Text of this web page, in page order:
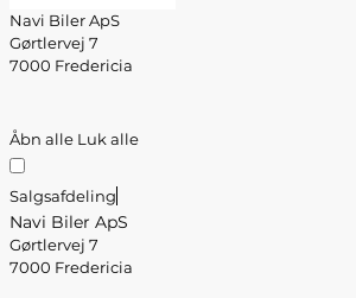
Navi Biler ApS
Gørtlervej 7
7000 Fredericia
Åbn alle Luk alle
Salgsafdeling
Navi Biler ApS
Gørtlervej 7
7000 Fredericia